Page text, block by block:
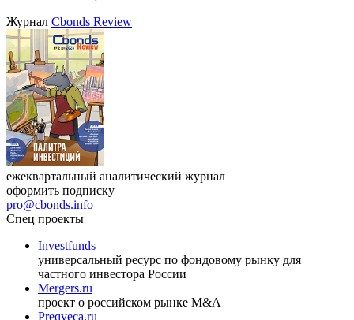
VIII международная конференция «Рынок капитала
Республики Узбекистан»
17.09.2026, Ташкент
ЖурналCbonds Review
оформить подписку
pro@cbonds.info
Спец проекты
Investfunds
универсальный ресурс по фондовому рынку для